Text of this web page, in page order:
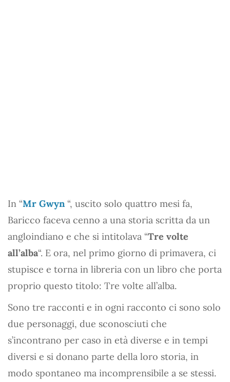
In “Mr Gwyn“, uscito solo quattro mesi fa,
Baricco faceva cenno a una storia scritta da un
angloindiano e che si intitolava “Tre volte
all’alba“. E ora, nel primo giorno di primavera, ci
stupisce e torna in libreria con un libro che porta
proprio questo titolo: Tre volte all’alba.
Sono tre racconti e in ogni racconto ci sono solo
due personaggi, due sconosciuti che
s’incontrano per caso in età diverse e in tempi
diversi e si donano parte della loro storia, in
modo spontaneo ma incomprensibile a se stessi.